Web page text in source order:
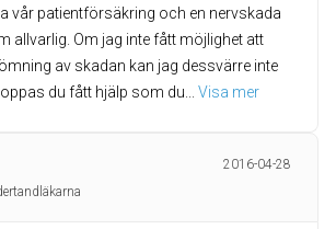
vår patientförsäkring och en nervskada
allvarlig. Om jag inte fått möjlighet att
av skadan kan jag dessvärre inte
du fått hjälp som du
Visa mer
2016-04-28